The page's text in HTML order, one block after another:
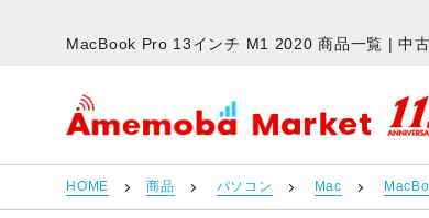
MacBook Pro 13インチ M1 2020 商品一覧 | 中古
アメモバマーケット
HOME 商品 パソコン Mac